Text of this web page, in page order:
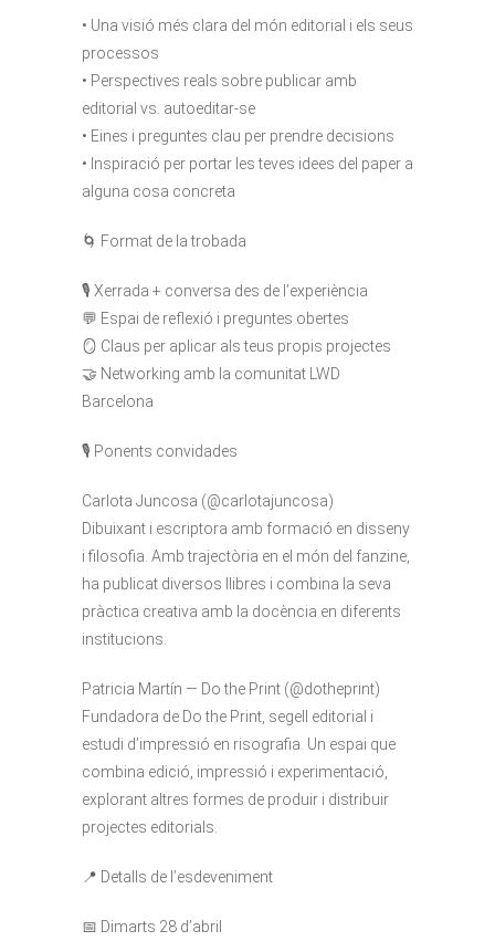
• Una visió més clara del món editorial i els seus
processos
• Perspectives reals sobre publicar amb
editorial vs. autoeditar-se
• Eines i preguntes clau per prendre decisions
• Inspiració per portar les teves idees del paper a
alguna cosa concreta
🌀 Format de la trobada
🎙 Xerrada + conversa des de l’experiència
💬 Espai de reflexió i preguntes obertes
🪞 Claus per aplicar als teus propis projectes
🤝 Networking amb la comunitat LWD
Barcelona
🎙 Ponents convidades
Carlota Juncosa (@carlotajuncosa)
Dibuixant i escriptora amb formació en disseny
i filosofia. Amb trajectòria en el món del fanzine,
ha publicat diversos llibres i combina la seva
pràctica creativa amb la docència en diferents
institucions.
Patricia Martín — Do the Print (@dotheprint)
Fundadora de Do the Print, segell editorial i
estudi d’impressió en risografia. Un espai que
combina edició, impressió i experimentació,
explorant altres formes de produir i distribuir
projectes editorials.
📍 Detalls de l’esdeveniment
📅 Dimarts 28 d’abril